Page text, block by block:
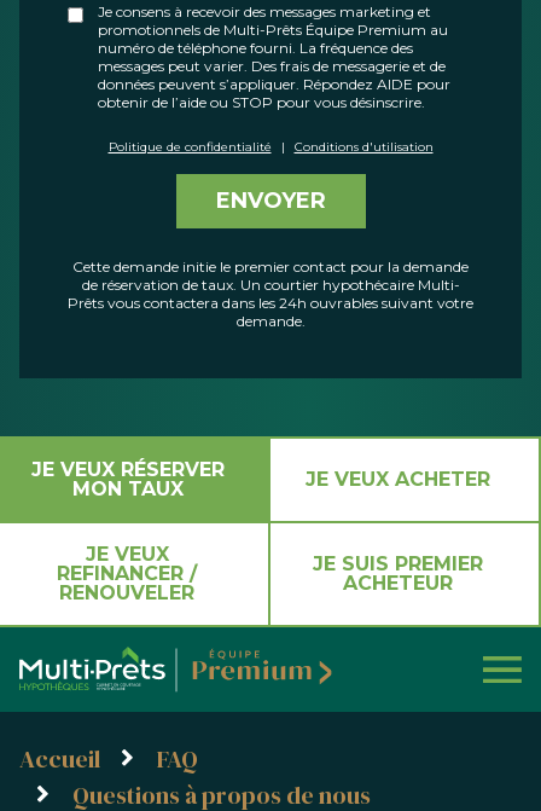
Je consens à recevoir des messages marketing et
promotionnels de Multi-Prêts Équipe Premium au
numéro de téléphone fourni. La fréquence des
messages peut varier. Des frais de messagerie et de
données peuvent s’appliquer. Répondez AIDE pour
obtenir de l’aide ou STOP pour vous désinscrire.
Politique de confidentialité | Conditions d'utilisation
ENVOYER
Cette demande initie le premier contact pour la demande
de réservation de taux. Un courtier hypothécaire Multi-
Prêts vous contactera dans les 24h ouvrables suivant votre
demande.
JE VEUX RÉSERVER
MON TAUX
JE VEUX ACHETER
JE VEUX
REFINANCER /
RENOUVELER
JE SUIS PREMIER
ACHETEUR
Accueil
FAQ
Questions à propos de nous